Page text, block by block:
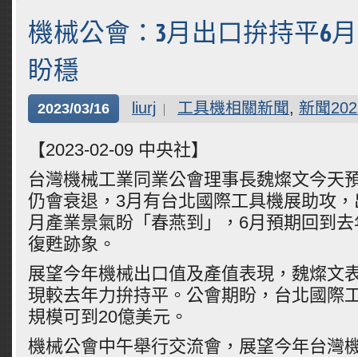
機械公會：3月出口拚持平6
盼穩
2023/03/16 liurj 工具機相關新聞, 新聞
【2023-02-09 中央社】
台灣機械工業同業公會理事長魏燦文今天
仍會衰退，3月有台北國際工具機展助攻
月產業景氣盼「春燕到」，6月預期回到
復甦跡象。
展望今年機械出口值及產值表現，魏燦文
現較去年力拚持平。公會期盼，台北國際
規模可到20億美元。
機械公會中午舉行交流會，展望今年台灣